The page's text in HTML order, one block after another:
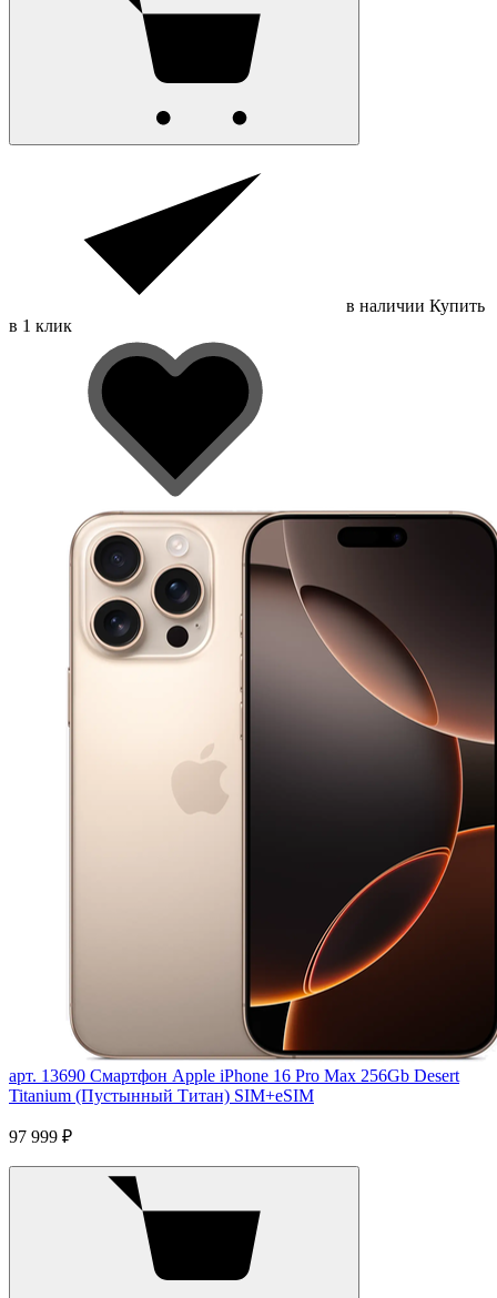
в наличии Купить
в 1 клик
арт. 13690 Смартфон Apple iPhone 16 Pro Max 256Gb Desert
Titanium (Пустынный Титан) SIM+eSIM
97 999 ₽